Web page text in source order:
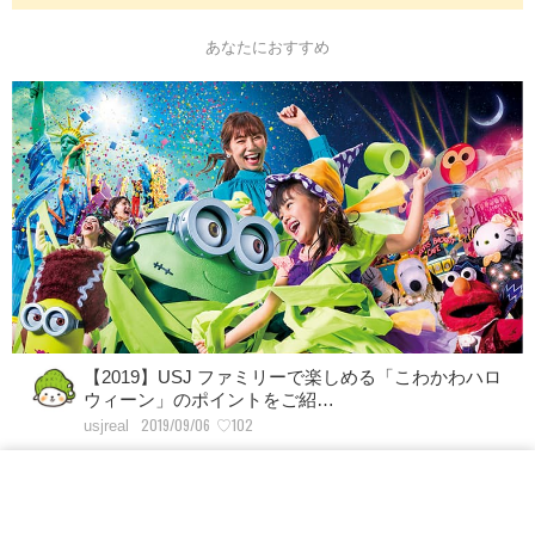
あなたにおすすめ
【2019】USJ ファミリーで楽しめる「こわかわハロ
ウィーン」のポイントをご紹…
usjreal 2019/09/06 ♡102